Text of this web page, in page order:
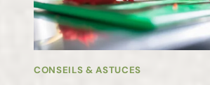
CONSEILS & ASTUCES